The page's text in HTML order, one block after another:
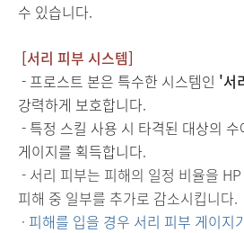
수 있습니다.
[서리 피부 시스템]
- 프로스트 본은 특수한 시스템인 '서
강력하게 보호합니다.
- 특정 스킬 사용 시 타격된 대상의
게이지를 획득합니다.
- 서리 피부는 피해의 일정 비율을
피해 중 일부를 추가로 감소시킵니다.
· 피해를 입을 경우 서리 피부 게이지